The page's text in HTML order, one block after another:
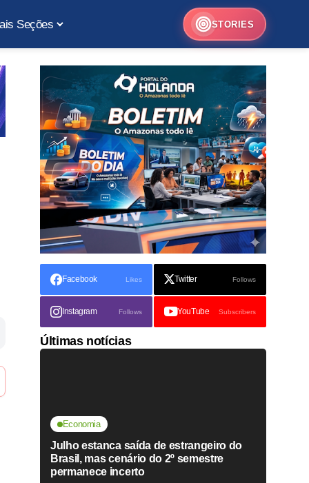
Seções STORIES
Facebook Likes Twitter Follows
Instagram Follows YouTube Subscribers
Últimas notícias
Economia
Julho estanca saída de estrangeiro do
Brasil, mas cenário do 2º semestre
permanece incerto